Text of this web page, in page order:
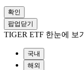
확인
팝업닫기
TIGER ETF 한눈에 보기
국내
해외